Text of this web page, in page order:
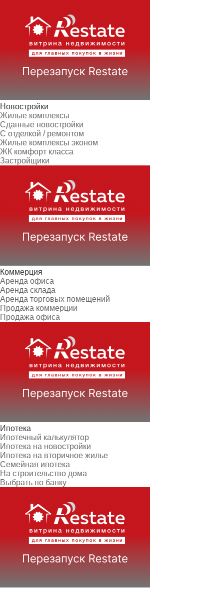
Новостройки
Жилые комплексы
Сданные новостройки
С отделкой / ремонтом
Жилые комплексы эконом
ЖК комфорт класса
Застройщики
Коммерция
Аренда офиса
Аренда склада
Аренда торговых помещений
Продажа коммерции
Продажа офиса
Ипотека
Ипотечный калькулятор
Ипотека на новостройки
Ипотека на вторичное жилье
Семейная ипотека
На строительство дома
Выбрать по банку